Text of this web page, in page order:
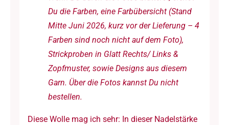
Du die Farben, eine Farbübersicht (Stand
Mitte Juni 2026, kurz vor der Lieferung – 4
Farben sind noch nicht auf dem Foto),
Strickproben in Glatt Rechts/ Links &
Zopfmuster, sowie Designs aus diesem
Garn. Über die Fotos kannst Du nicht
bestellen.
Diese Wolle mag ich sehr: In dieser Nadelstärke